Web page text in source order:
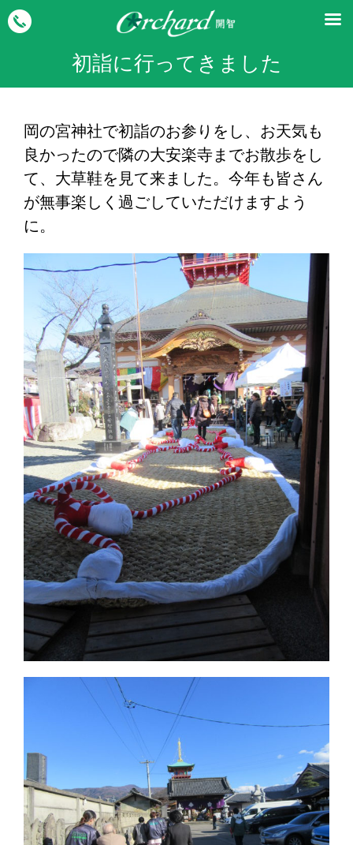
初詣に行ってきました
岡の宮神社で初詣のお参りをし、お天気も
良かったので隣の大安楽寺までお散歩をし
て、大草鞋を見て来ました。今年も皆さん
が無事楽しく過ごしていただけますよう
に。